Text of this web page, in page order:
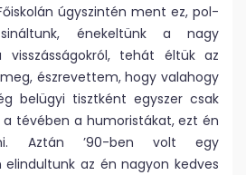
úgyszintén ment ez, pol-
énekeltünk a nagy
visszásságokról, tehát éltük az
észrevettem, hogy valahogy
belügyi tisztként egyszer csak
tévében a humoristákat, ezt én
Aztán ’90-ben volt egy
elindultunk az én nagyon kedves